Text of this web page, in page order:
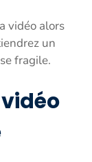
vidéo alors
un
fragile.